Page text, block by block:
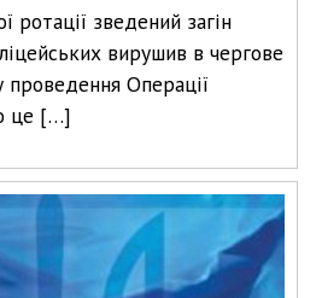
ротації зведений загін
вирушив в чергове
Операції
це […]